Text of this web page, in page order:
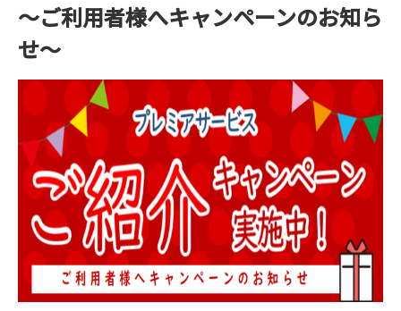
～ご利用者様へキャンペーンのお知ら
せ～